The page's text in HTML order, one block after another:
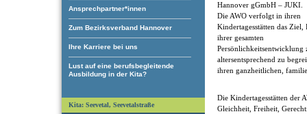
Ansprechpartner*innen
Zum Bezirksverband Hannover
Ihre Karriere bei uns
Lust auf eine berufsbegleitende
Ausbildung in der Kita?
Hannover gGmbH – JUKI.
Die AWO verfolgt in ihren
Kindertagesstätten das
ihrer gesamten
Persönlichkeitsentwicklung
altersentsprechend zu
ihren ganzheitlichen,
Die Kindertagesstätten der
Gleichheit, Freiheit,
Kita: Seevetal, Seevetalstraße